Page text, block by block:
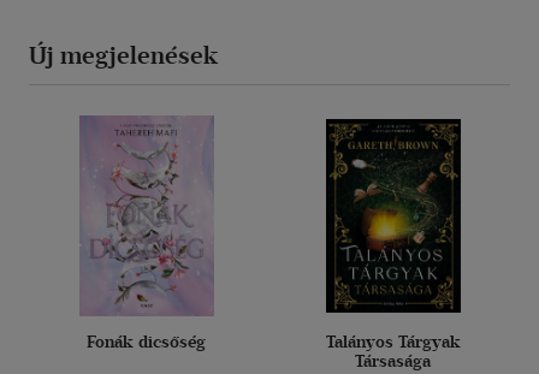
Új megjelenések
Fonák dicsőség
Talányos Tárgyak
Társasága